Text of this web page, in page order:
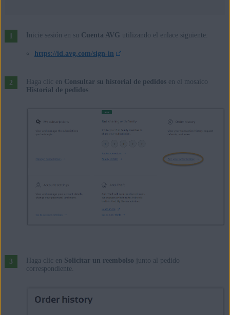
Inicie sesión en su Cuenta AVG utilizando el enlace siguiente:
https://id.avg.com/sign-in
Haga clic en Consultar su historial de pedidosen el mosaico
Historial de pedidos.
Haga clic en Solicitar un reembolso junto al pedido
correspondiente.